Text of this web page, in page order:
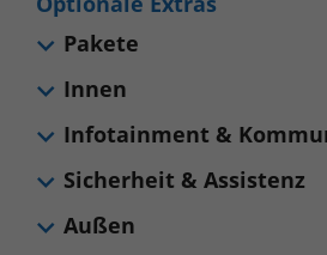
Pakete
Innen
Infotainment &
Sicherheit & Assistenz
Außen